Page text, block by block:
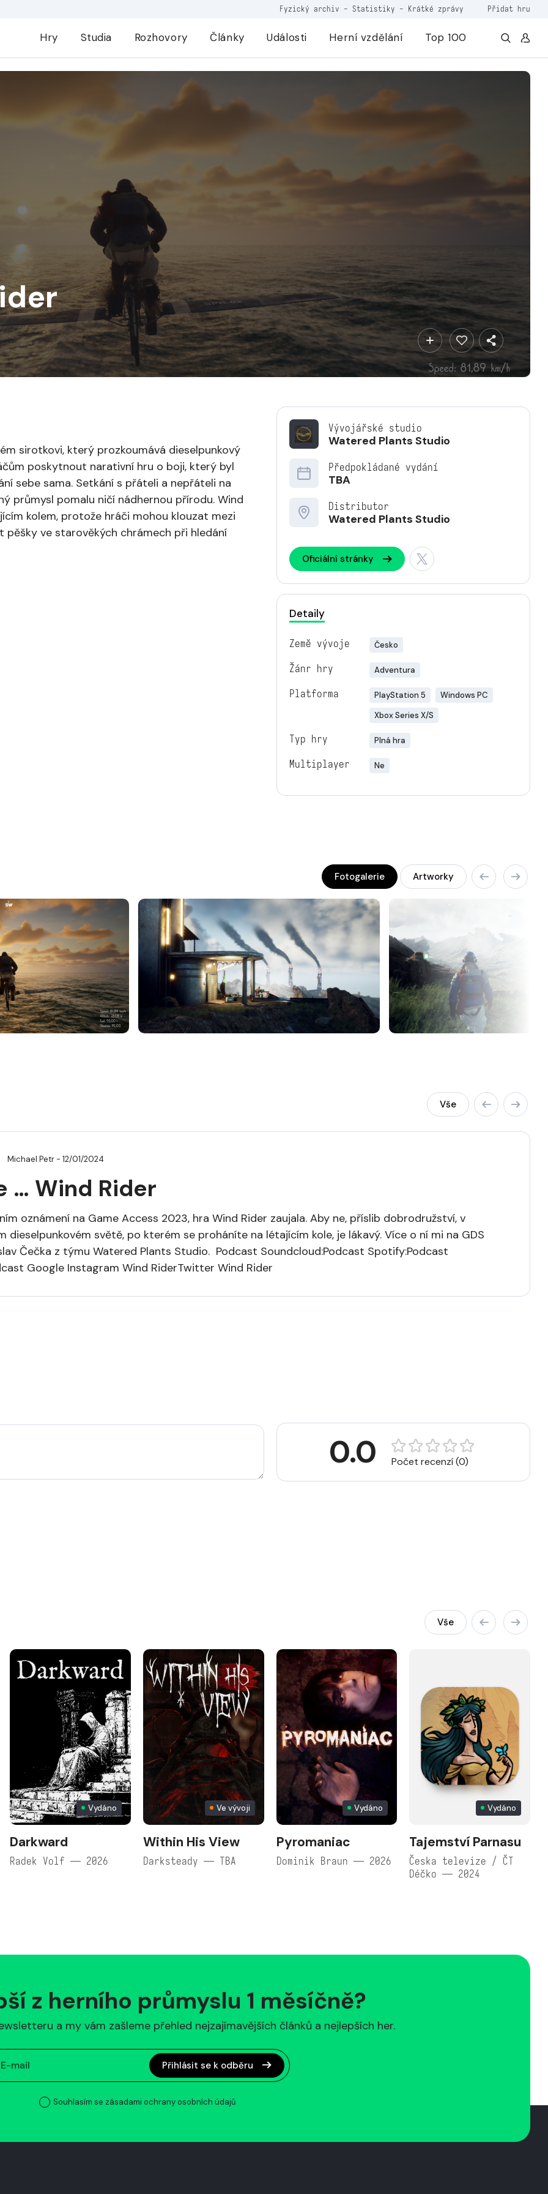
Fyzický archiv - Statistiky - Krátké zprávy Přidat hru
Hry Studia Rozhovory Články Události Herní vzdělání Top 100
Vývojářské studio
Watered Plants Studio
Předpokládané vydání
TBA
Distributor
Watered Plants Studio
Oficiální stránky
Detaily
Země vývoje Česko
Žánr hry Adventura
Platforma PlayStation 5
Windows PC
Xbox Series X/S
Typ hry Plná hra
Multiplayer Ne
sirotkovi, který prozkoumává dieselpunkový
poskytnout narativní hru o boji, který byl
sebe sama. Setkání s přáteli a nepřáteli na
průmysl pomalu ničí nádhernou přírodu. Wind
kolem, protože hráči mohou klouzat mezi
ve starověkých chrámech při hledání
Fotogalerie Artworky
Vše
Michael Petr - 12/01/2024
… Wind Rider
oznámení na Game Access 2023, hra Wind Rider zaujala. Aby ne, příslib dobrodružství, v
dieselpunkovém světě, po kterém se proháníte na létajícím kole, je lákavý. Více o ní mi na GDS
Čečka z týmu Watered Plants Studio. Podcast Soundcloud:Podcast Spotify:Podcast
Google Instagram Wind RiderTwitter Wind Rider
0.0 Počet recenzí (0)
Vše
Vydáno
Darkward
Radek Volf — 2026
Ve vývoji
Within His View
Darksteady — TBA
Vydáno
Pyromaniac
Dominik Braun — 2026
Vydáno
Tajemství Parnasu
Česka televize / ČT
Déčko — 2024
z herního průmyslu 1 měsíčně?
a my vám zašleme přehled nejzajímavějších článků a nejlepších her.
Přihlásit se k odběru
Souhlasím se zásadami ochrany osobních údajů